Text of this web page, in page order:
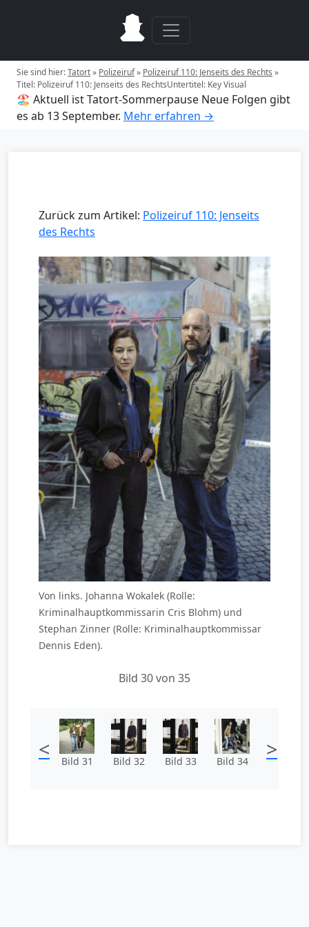
Sie sind hier:Tatort» Polizeiruf» Polizeiruf 110: Jenseits des Rechts »
Titel: Polizeiruf 110: Jenseits des RechtsUntertitel: Key Visual
🏖️ Aktuell ist Tatort-Sommerpause Neue Folgen gibt
es ab 13 September. Mehr erfahren →
Zurück zum Artikel: Polizeiruf 110: Jenseits
des Rechts
Von links. Johanna Wokalek (Rolle:
Kriminalhauptkommissarin Cris Blohm) und
Stephan Zinner (Rolle: Kriminalhauptkommissar
Dennis Eden).
Bild 30 von 35
< Bild 31 Bild 32 Bild 33 Bild 34 >